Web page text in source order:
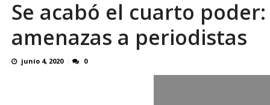
Familiares realizaron nueva vigilia en El
Se acabó el cuarto
amenazas a periodistas
junio 4, 2020 0